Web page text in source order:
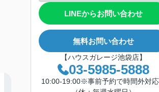
LINEからお問い合わせ
無料お問い合わせ
【ハウスガレージ池袋店】
03-5985-5888
10:00-19:00※事前予約で時間外対